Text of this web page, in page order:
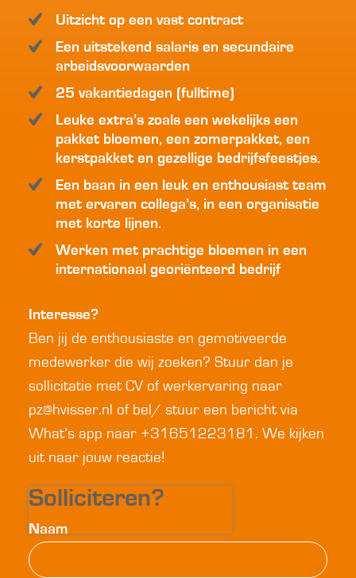
Uitzicht op een vast contract
Een uitstekend salaris en secundaire
arbeidsvoorwaarden
25 vakantiedagen (fulltime)
Leuke extra’s zoals een wekelijks een
pakket bloemen, een zomerpakket, een
kerstpakket en gezellige bedrijfsfeestjes.
Een baan in een leuk en enthousiast team
met ervaren collega’s, in een organisatie
met korte lijnen.
Werken met prachtige bloemen in een
internationaal georiënteerd bedrijf
Interesse?
Ben jij de enthousiaste en gemotiveerde
medewerker die wij zoeken? Stuur dan je
sollicitatie met CV of werkervaring naar
pz@hvisser.nl of bel/ stuur een bericht via
What’s app naar +31651223181. We kijken
uit naar jouw reactie!
Solliciteren?
Naam